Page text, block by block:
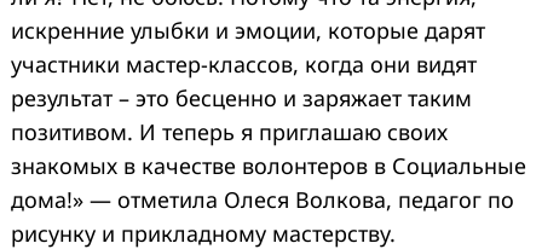
искренние улыбки и эмоции, которые дарят
участники мастер-классов, когда они видят
результат – это бесценно и заряжает таким
позитивом. И теперь я приглашаю своих
знакомых в качестве волонтеров в Социальные
дома!» — отметила Олеся Волкова, педагог по
рисунку и прикладному мастерству.